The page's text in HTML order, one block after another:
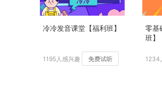
冷冷发音课堂【福利班】
1195人感兴趣 免费试听
零基
班】
1234